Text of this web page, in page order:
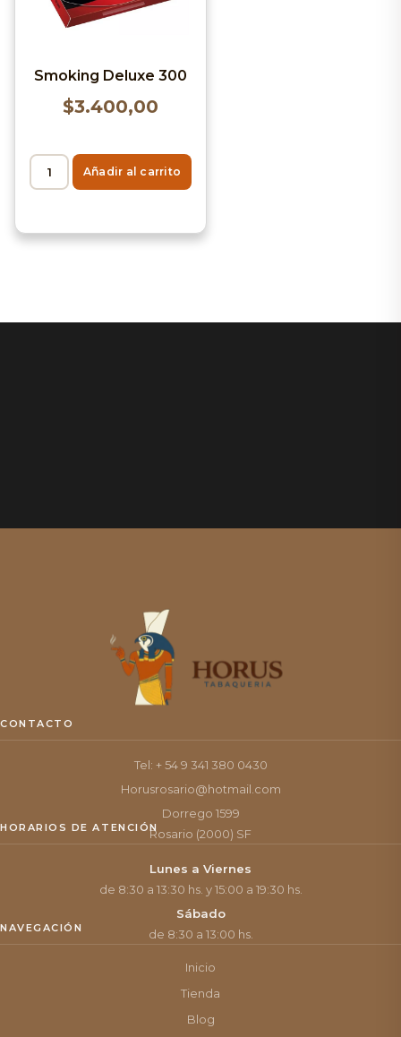
Smoking Deluxe 300
$3.400,00
Añadir al carrito
CONTACTO
Tel: + 54 9 341 380 0430
Horusrosario@hotmail.com
Dorrego 1599
Rosario (2000) SF
HORARIOS DE ATENCIÓN
Lunes a Viernes
de 8:30 a 13:30 hs. y 15:00 a 19:30 hs.
Sábado
de 8:30 a 13:00 hs.
NAVEGACIÓN
Inicio
Tienda
Blog